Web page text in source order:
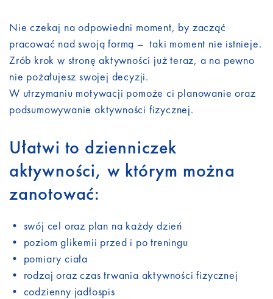
Nie czekaj na odpowiedni moment, by zacząć
pracować nad swoją formą – taki moment nie istnieje.
Zrób krok w stronę aktywności już teraz, a na pewno
nie pożałujesz swojej decyzji.
W utrzymaniu motywacji pomoże ci planowanie oraz
podsumowywanie aktywności fizycznej.
Ułatwi to dzienniczek
aktywności, w którym można
zanotować:
• swój cel oraz plan na każdy dzień
• poziom glikemii przed i po treningu
• pomiary ciała
• rodzaj oraz czas trwania aktywności fizycznej
• codzienny jadłospis